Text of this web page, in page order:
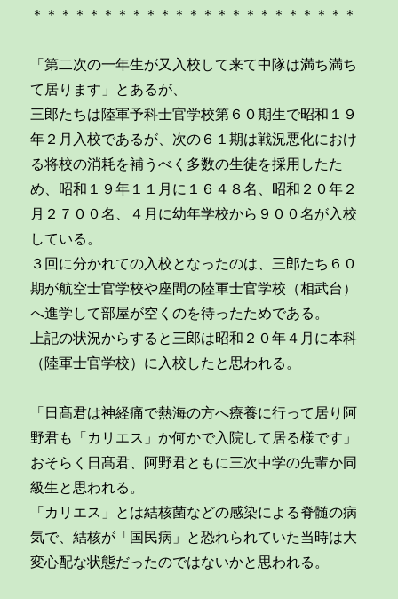
＊＊＊＊＊＊＊＊＊＊＊＊＊＊＊＊＊＊＊＊＊＊＊
「第二次の一年生が又入校して来て中隊は満ち満ち
て居ります」とあるが、
三郎たちは陸軍予科士官学校第６０期生で昭和１９
年２月入校であるが、次の６１期は戦況悪化におけ
る将校の消耗を補うべく多数の生徒を採用したた
め、昭和１９年１１月に１６４８名、昭和２０年２
月２７００名、４月に幼年学校から９００名が入校
している。
３回に分かれての入校となったのは、三郎たち６０
期が航空士官学校や座間の陸軍士官学校（相武台）
へ進学して部屋が空くのを待ったためである。
上記の状況からすると三郎は昭和２０年４月に本科
（陸軍士官学校）に入校したと思われる。
「日髙君は神経痛で熱海の方へ療養に行って居り阿
野君も「カリエス」か何かで入院して居る様です」
おそらく日髙君、阿野君ともに三次中学の先輩か同
級生と思われる。
「カリエス」とは結核菌などの感染による脊髄の病
気で、結核が「国民病」と恐れられていた当時は大
変心配な状態だったのではないかと思われる。